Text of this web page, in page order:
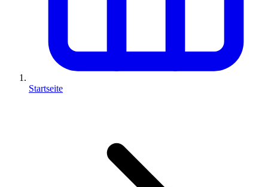
Startseite